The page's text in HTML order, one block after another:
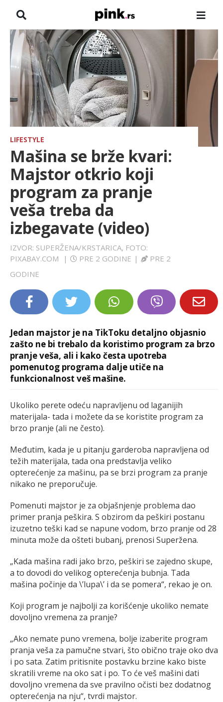
NASLOVNA
VESTI
ZADRUGA
SHOWBIZ
HRONIKA
FARMERI
SPORT
LIFESTYLE
EXTRA
LIFESTYLE
Mašina se brže kvari:
Majstor otkrio koji
program za pranje
veša treba da
izbegavate (video)
IZVOR: SUPERŽENA/KRSTARICA, FOTO:
PIXABAY.COM
| PRE 2 GODINE |
PRE 2
GODINE
Jedan majstor je na TikToku detaljno objasnio
zašto ne bi trebalo da koristimo program za brzo
pranje veša, ali i kako česta upotreba
pomenutog programa dalje utiče na
funkcionalnost veš mašine.
Ukoliko perete odeću napravljenu od laganijih
materijala- tada i možete da se koristite program za
brzo pranje (ali ne često).
Međutim, kada je u pitanju garderoba napravljena od
težih materijala, tada ona predstavlja veliko
opterećenje za mašinu, pa se brzi program za pranje
nikako ne preporučuje.
Pomenuti majstor je za objašnjenje problema dao
primer pranja peškira. S obzirom da peškiri postanu
izuzetno teški kad se napune vodom, brzo pranje od 28
minuta može da ošteti bubanj, prenosi Superžena.
„Kada mašina radi jako brzo, peškiri se zajedno skupe,
a to dovodi do velikog opterećenja bubnja. Tada
mašina počinje da \’lupa\’ i da se pomera“, rekao je on.
Koji program je najbolji za korišćenje ukoliko nemate
dovoljno vremena za pranje?
„Ako nemate puno vremena, bolje izaberite program
pranja veša za pamučne stvari, što obično traje oko dva
i po sata. Zatim pritisnite postavku brzine kako biste
skratili vreme na oko sat i po. To će veš mašini dati
dovoljno vremena da sve pravilno očisti bez dodatnog
opterećenja na nju“, tvrdi majstor.